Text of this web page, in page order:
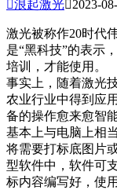
浪起激光2023-
激光被称作20时代
是“黑科技”的表示
培训，才能使用。
事实上，随着激光
农业行业中得到应
备的操作愈来愈智
基本上与电脑上相
将需要打标底图片
型软件中，软件可
标内容编写好，使